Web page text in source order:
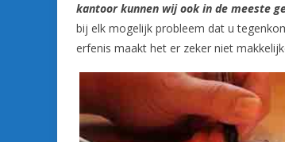
kantoor kunnen wij ook in de meeste
bij elk mogelijk probleem dat u
erfenis maakt het er zeker niet